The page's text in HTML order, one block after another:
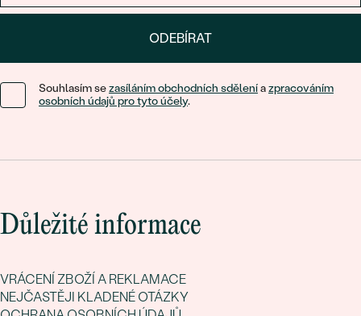
ODEBÍRAT
Souhlasím sezasíláním obchodních sděleníazpracováním
osobních údajů pro tyto účely.
Důležité informace
VRÁCENÍ ZBOŽÍ A REKLAMACE
NEJČASTĚJI KLADENÉ OTÁZKY